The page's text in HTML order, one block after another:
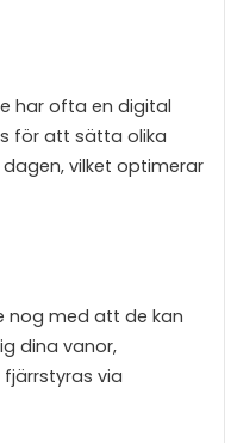
har ofta en digital
för att sätta olika
vilket optimerar
nog med att de kan
dina vanor,
via